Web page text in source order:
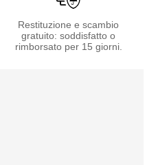
Restituzione e scambio
gratuito: soddisfatto o
rimborsato per 15 giorni.